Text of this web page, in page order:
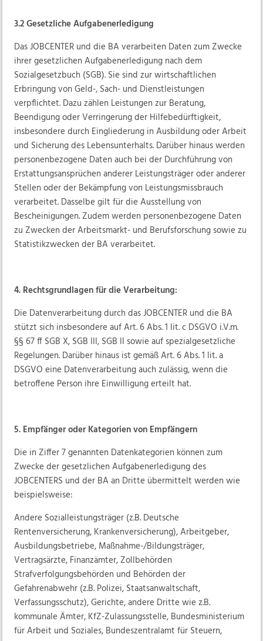
3.2 Gesetzliche Aufgabenerledigung
Das JOBCENTER und die BA verarbeiten Daten zum Zwecke
ihrer gesetzlichen Aufgabenerledigung nach dem
Sozialgesetzbuch (SGB). Sie sind zur wirtschaftlichen
Erbringung von Geld-, Sach- und Dienstleistungen
verpflichtet. Dazu zählen Leistungen zur Beratung,
Beendigung oder Verringerung der Hilfebedürftigkeit,
insbesondere durch Eingliederung in Ausbildung oder Arbeit
und Sicherung des Lebensunterhalts. Darüber hinaus werden
personenbezogene Daten auch bei der Durchführung von
Erstattungsansprüchen anderer Leistungsträger oder anderer
Stellen oder der Bekämpfung von Leistungsmissbrauch
verarbeitet. Dasselbe gilt für die Ausstellung von
Bescheinigungen. Zudem werden personenbezogene Daten
zu Zwecken der Arbeitsmarkt- und Berufsforschung sowie zu
Statistikzwecken der BA verarbeitet.
4. Rechtsgrundlagen für die Verarbeitung:
Die Datenverarbeitung durch das JOBCENTER und die BA
stützt sich insbesondere auf Art. 6 Abs. 1 lit. c DSGVO i.V.m.
§§ 67 ff SGB X, SGB III, SGB II sowie auf spezialgesetzliche
Regelungen. Darüber hinaus ist gemäß Art. 6 Abs. 1 lit. a
DSGVO eine Datenverarbeitung auch zulässig, wenn die
betroffene Person ihre Einwilligung erteilt hat.
5. Empfänger oder Kategorien von Empfängern
Die in Ziffer 7 genannten Datenkategorien können zum
Zwecke der gesetzlichen Aufgabenerledigung des
JOBCENTERS und der BA an Dritte übermittelt werden wie
beispielsweise:
Andere Sozialleistungsträger (z.B. Deutsche
Rentenversicherung, Krankenversicherung), Arbeitgeber,
Ausbildungsbetriebe, Maßnahme-/Bildungsträger,
Vertragsärzte, Finanzämter, Zollbehörden
Strafverfolgungsbehörden und Behörden der
Gefahrenabwehr (z.B. Polizei, Staatsanwaltschaft,
Verfassungsschutz), Gerichte, andere Dritte wie z.B.
kommunale Ämter, KfZ-Zulassungsstelle, Bundesministerium
für Arbeit und Soziales, Bundeszentralamt für Steuern,